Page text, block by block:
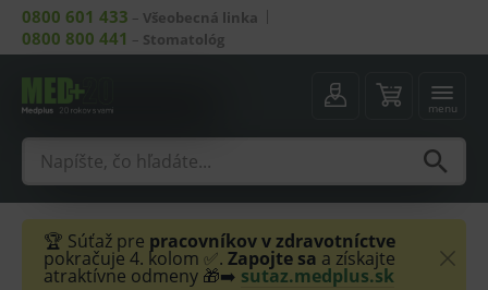
0800 601 433 – Všeobecná linka
0800 800 441 – Stomatológ
menu
🏆 Súťaž pre pracovníkov v zdravotníctve
pokračuje 4. kolom ✅. Zapojte sa a získajte
atraktívne odmeny 🎁➡️ sutaz.medplus.sk